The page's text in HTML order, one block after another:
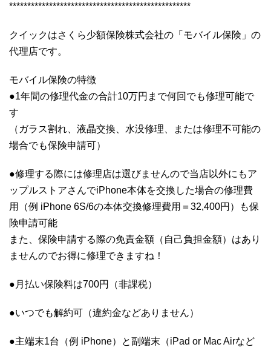
**************************************************
クイックはさくら少額保険株式会社の「モバイル保険」の
代理店です。
モバイル保険の特徴
●1年間の修理代金の合計10万円まで何回でも修理可能で
す
（ガラス割れ、液晶交換、水没修理、または修理不可能の
場合でも保険申請可）
●修理する際には修理店は選びませんので当店以外にもア
ップルストアさんでiPhone本体を交換した場合の修理費
用（例 iPhone 6S/6の本体交換修理費用＝32,400円）も保
険申請可能
また、保険申請する際の免責金額（自己負担金額）はあり
ませんのでお得に修理できますね！
●月払い保険料は700円（非課税）
●いつでも解約可（違約金などありません）
●主端末1台（例 iPhone）と副端末（iPad or Mac Airなど